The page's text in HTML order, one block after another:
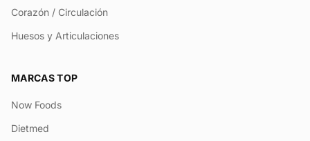
Corazón / Circulación
Huesos y Articulaciones
MARCAS TOP
Now Foods
Dietmed